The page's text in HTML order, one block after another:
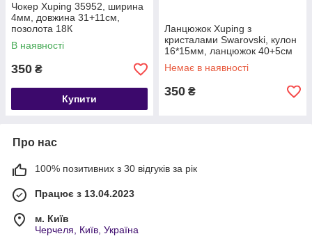
Чокер Xuping 35952, ширина
4мм, довжина 31+11см,
позолота 18К
В наявності
350 ₴
Купити
Ланцюжок Xuping з
кристалами Swarovski, кулон
16*15мм, ланцюжок 40+5см
Немає в наявності
350 ₴
Про нас
100% позитивних з 30 відгуків за рік
Працює з 13.04.2023
м. Київ
Черчеля, Київ, Україна